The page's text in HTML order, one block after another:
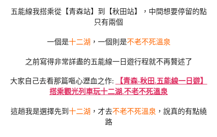
五能線我搭乘從【青森站】到【秋田站】，中間想要停留的點
只有兩個
一個是十二湖 ，一個則是不老不死溫泉
之前寫得非常詳盡的五能線一日遊行程就不再贅述了
大家自己去看那篇嘔心瀝血之作:
【青森-秋田.五能線一日遊】
搭乘觀光列車玩十二湖.不老不死溫泉
這趟我是選擇先到 十二湖 ，才去不老不死溫泉 ，說真的有點繞
路